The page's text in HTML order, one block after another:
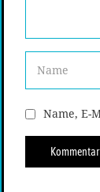
Name, E-